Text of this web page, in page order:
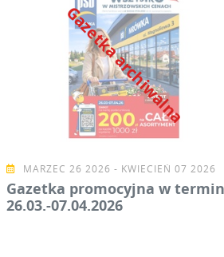
Gazetka archiwalna
MARZEC 26 2026 - KWIECIEŃ 07 2026
Gazetka promocyjna w
26.03.-07.04.2026